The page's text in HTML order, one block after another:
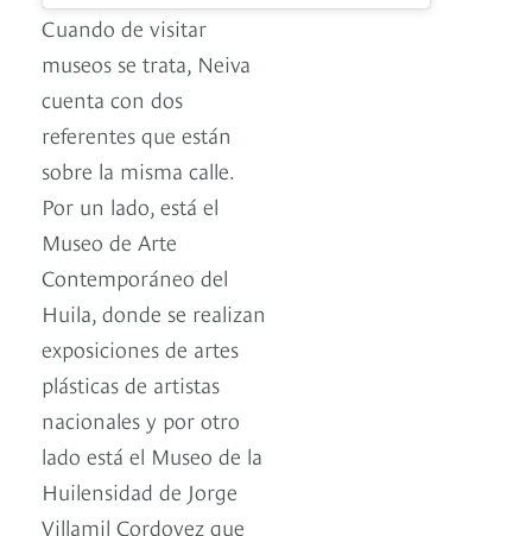
Cuando de visitar
museos se trata, Neiva
cuenta con dos
referentes que están
sobre la misma calle.
Por un lado, está el
Museo de Arte
Contemporáneo del
Huila, donde se realizan
exposiciones de artes
plásticas de artistas
nacionales y por otro
lado está el Museo de la
Huilensidad de Jorge
Villamil Cordovez que